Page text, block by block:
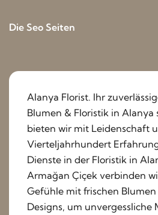
Die Seo Seiten
Alanya Florist. Ihr
Blumen & Floristik in Alanya
bieten wir mit Leidenschaft
Vierteljahrhundert
Dienste in der Floristik in
Armağan Çiçek verbinden
Gefühle mit frischen
Designs, um unvergessliche